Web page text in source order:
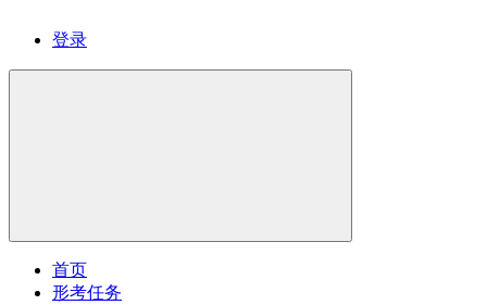
登录
首页
形考任务